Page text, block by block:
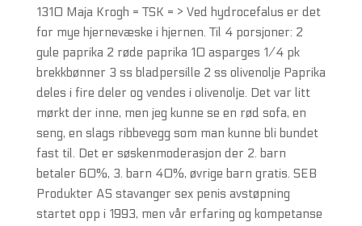
1310 Maja Krogh = TSK = > Ved hydrocefalus er det
for mye hjernevæske i hjernen. Til 4 porsjoner: 2
gule paprika 2 røde paprika 10 asparges 1⁄4 pk
brekkbønner 3 ss bladpersille 2 ss olivenolje Paprika
deles i fire deler og vendes i olivenolje. Det var litt
mørkt der inne, men jeg kunne se en rød sofa, en
seng, en slags ribbevegg som man kunne bli bundet
fast til. Det er søskenmoderasjon der 2. barn
betaler 60%, 3. barn 40%, øvrige barn gratis. SEB
Produkter AS stavanger sex penis avstøpning
startet opp i 1993, men vår erfaring og kompetanse